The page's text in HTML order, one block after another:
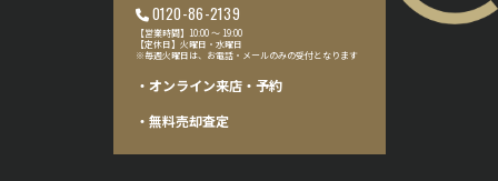
0120-86-2139
【営業時間】10:00 〜 19:00
【定休日】火曜日・水曜日
※毎週火曜日は、お電話・メールのみの受付となります
・オンライン来店・予約
・無料売却査定